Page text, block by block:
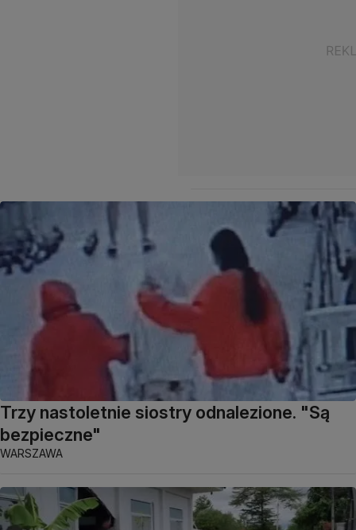
Trzy nastoletnie siostry odnalezione. "Są
bezpieczne"
WARSZAWA